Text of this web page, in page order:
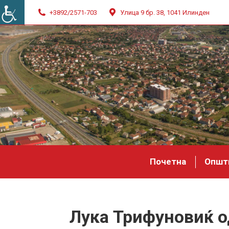
+3892/2571-703 Улица 9 бр. 38, 1041 Илинден
Почетна
Лука Трифуновиќ